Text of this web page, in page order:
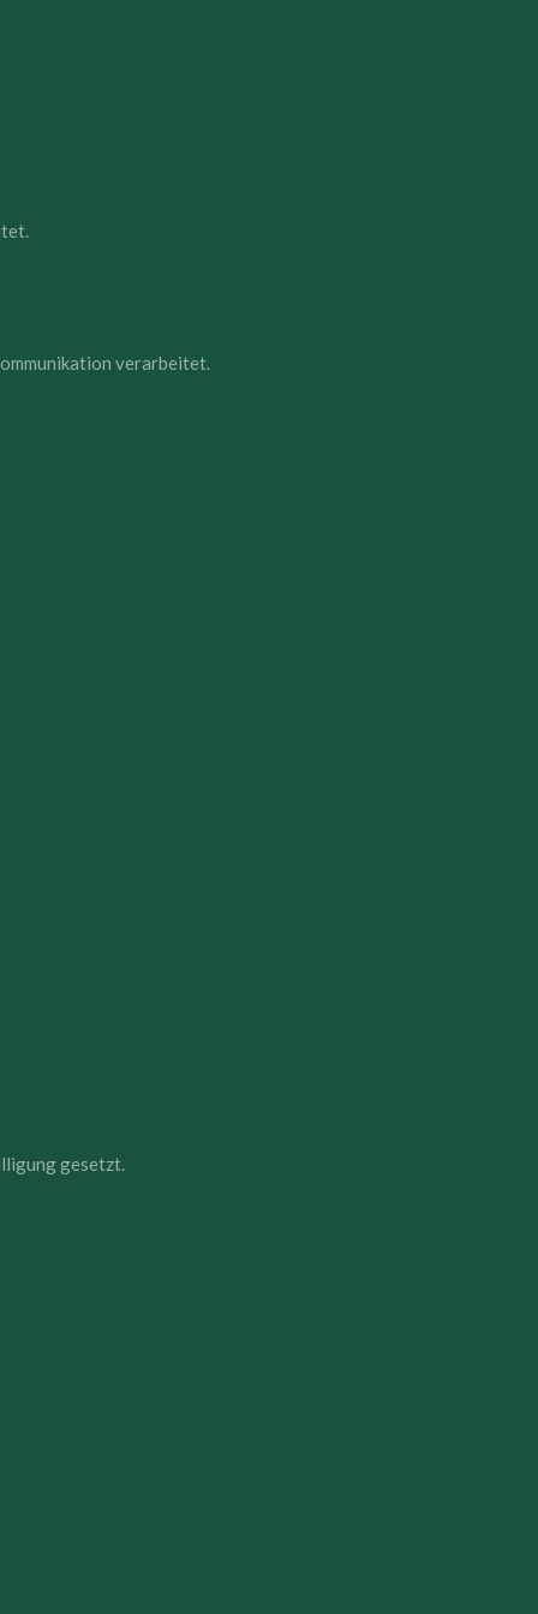
verarbeitet.
gesetzt.